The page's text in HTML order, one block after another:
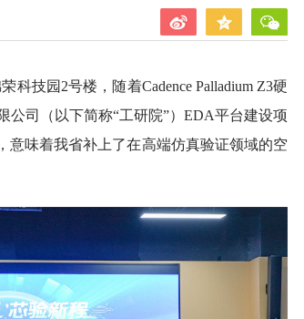
技园2号楼，随着Cadence Palladium Z3硬
公司（以下简称“工研院”）EDA平台建设项
味着我省补上了在高端仿真验证领域的空